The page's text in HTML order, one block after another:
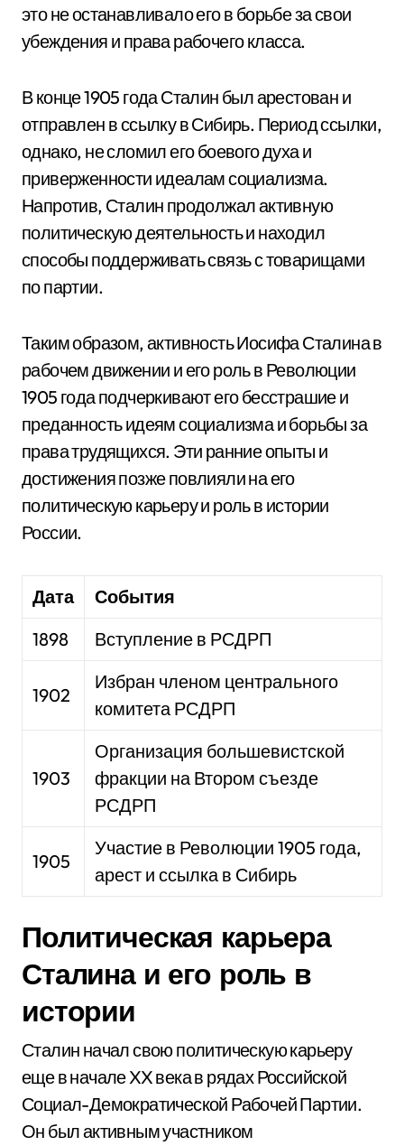
это не останавливало его в борьбе за свои
убеждения и права рабочего класса.
В конце 1905 года Сталин был арестован и
отправлен в ссылку в Сибирь. Период ссылки,
однако, не сломил его боевого духа и
приверженности идеалам социализма.
Напротив, Сталин продолжал активную
политическую деятельность и находил
способы поддерживать связь с товарищами
по партии.
Таким образом, активность Иосифа Сталина в
рабочем движении и его роль в Революции
1905 года подчеркивают его бесстрашие и
преданность идеям социализма и борьбы за
права трудящихся. Эти ранние опыты и
достижения позже повлияли на его
политическую карьеру и роль в истории
России.
Дата
События
1898
Вступление в РСДРП
1902
Избран членом центрального
комитета РСДРП
1903
Организация большевистской
фракции на Втором съезде
РСДРП
1905
Участие в Революции 1905 года,
арест и ссылка в Сибирь
Политическая карьера
Сталина и его роль в
истории
Сталин начал свою политическую карьеру
еще в начале XX века в рядах Российской
Социал-Демократической Рабочей Партии.
Он был активным участником